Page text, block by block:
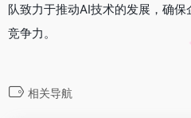
队致力于推动AI技术的发展，确
竞争力。
相关导航